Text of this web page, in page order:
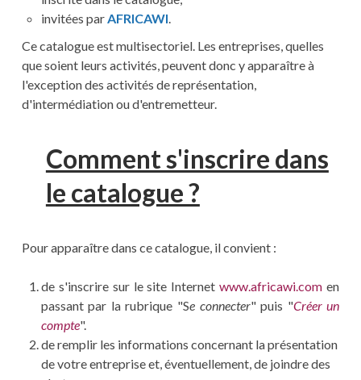
invitées parAFRICAWI.
Ce catalogue est multisectoriel. Les entreprises, quelles
que soient leurs activités, peuvent donc y apparaître à
l'exception des activités de représentation,
d'intermédiation ou d'entremetteur.
Comment s'inscrire dans
le catalogue ?
Pour apparaître dans ce catalogue, il convient :
de s'inscrire sur le site Internetwww.africawi.com en
passant par la rubrique "Se connecter" puis "Créer un
compte".
de remplir les informations concernant la présentation
de votre entreprise et, éventuellement, de joindre des